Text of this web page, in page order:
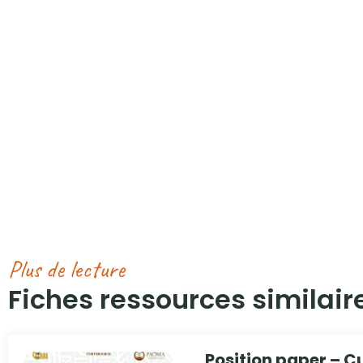
Plus de lecture
Fiches ressources